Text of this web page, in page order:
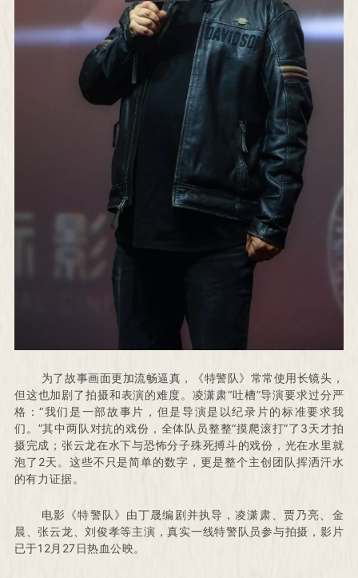
为了故事画面更加流畅逼真，《特警队》常常使用长镜头，
但这也加剧了拍摄和表演的难度。 凌潇肃“吐槽”导演要求过分严
格：“我们是一部故事片，但是导演是以纪录片的标准要求我
们。 ”其中两队对抗的戏份，全体队员整整“摸爬滚打”了3天才拍
摄完成； 张云龙在水下与恐怖分子殊死搏斗的戏份，光在水里就
泡了2天。 这些不只是简单的数字，更是整个主创团队挥洒汗水
的有力证据。
电影《特警队》由丁晟编剧并执导，凌潇肃、贾乃亮、金
晨、张云龙、刘俊孝等主演，真实一线特警队员参与拍摄，影片
已于12月27日热血公映。